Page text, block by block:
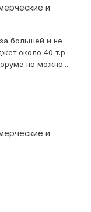
и
большей и не
около 40 т.р.
но можно...
и